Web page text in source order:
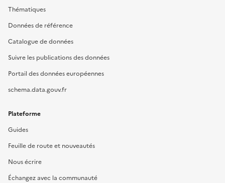
Thématiques
Données de référence
Catalogue de données
Suivre les publications des données
Portail des données européennes
schema.data.gouv.fr
Plateforme
Guides
Feuille de route et nouveautés
Nous écrire
Échangez avec la communauté